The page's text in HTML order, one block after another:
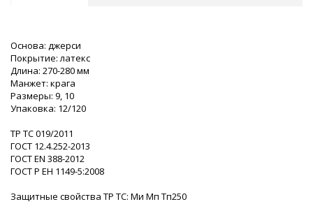
Основа: джерси
Покрытие: латекс
Длина: 270-280 мм
Манжет: крага
Размеры: 9, 10
Упаковка: 12/120
ТР ТС 019/2011
ГОСТ 12.4.252-2013
ГОСТ EN 388-2012
ГОСТ Р ЕН 1149-5:2008
Защитные свойства ТР ТС: Ми Мп Тп250